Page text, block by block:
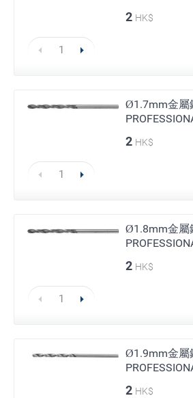
2 HK$
Ø1.7mm金屬
2 HK$
Ø1.8mm金屬
2 HK$
Ø1.9mm金屬
2 HK$